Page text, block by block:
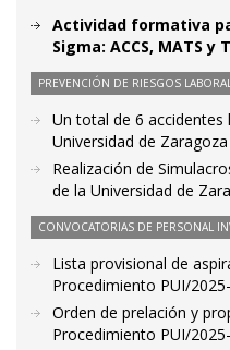
Actividad formativa
Sigma: ACCS, MATS
PREVENCIÓN DE RIESGOS
Un total de 6 accidentes
Universidad de
Realización de
de la Universidad de
CONVOCATORIAS DE PERSONAL
Lista provisional de
Procedimiento PUI/
Orden de prelación y
Procedimiento PUI/